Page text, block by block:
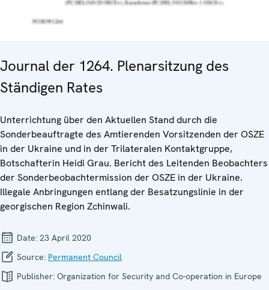
Journal der 1264. Plenarsitzung des
Ständigen Rates
Unterrichtung über den Aktuellen Stand durch die
Sonderbeauftragte des Amtierenden Vorsitzenden der OSZE
in der Ukraine und in der Trilateralen Kontaktgruppe,
Botschafterin Heidi Grau. Bericht des Leitenden Beobachters
der Sonderbeobachtermission der OSZE in der Ukraine.
Illegale Anbringungen entlang der Besatzungslinie in der
georgischen Region Zchinwali.
Date: 23 April 2020
Source: Permanent Council
Publisher: Organization for Security and Co-operation in Europe